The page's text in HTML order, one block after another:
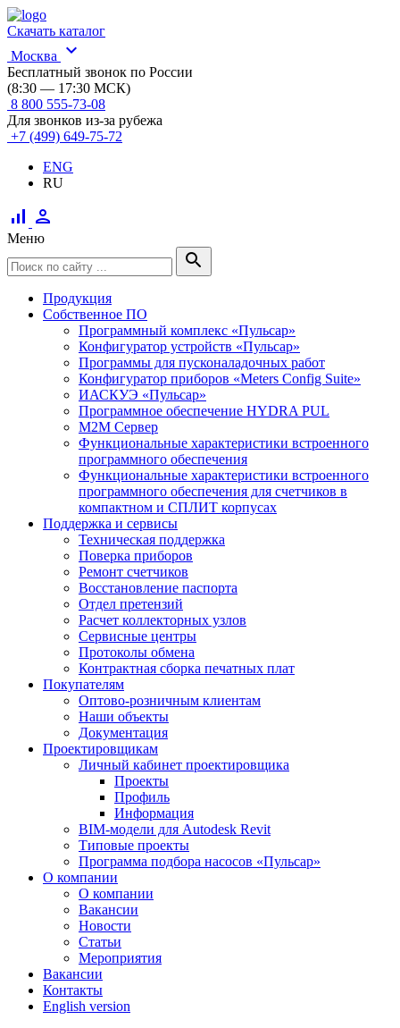
Скачать каталог
Москва
expand_more
Бесплатный звонок по России
(8:30 — 17:30 МСК)
8 800 555-73-08
Для звонков из-за рубежа
+7 (499) 649-75-72
ENG
RU
signal_cellular_alt person
Меню
search
Продукция
Собственное ПО
Программный комплекс «Пульсар»
Конфигуратор устройств «Пульсар»
Программы для пусконаладочных работ
Конфигуратор приборов «Meters Config Suite»
ИАСКУЭ «Пульсар»
Программное обеспечение HYDRA PUL
M2M Сервер
Функциональные характеристики встроенного
программного обеспечения
Функциональные характеристики встроенного
программного обеспечения для счетчиков в
компактном и СПЛИТ корпусах
Поддержка и сервисы
Техническая поддержка
Поверка приборов
Ремонт счетчиков
Восстановление паспорта
Отдел претензий
Расчет коллекторных узлов
Сервисные центры
Протоколы обмена
Контрактная сборка печатных плат
Покупателям
Оптово-розничным клиентам
Наши объекты
Документация
Проектировщикам
Личный кабинет проектировщика
Проекты
Профиль
Информация
BIM-модели для Autodesk Revit
Типовые проекты
Программа подбора насосов «Пульсар»
О компании
О компании
Вакансии
Новости
Статьи
Мероприятия
Вакансии
Контакты
English version